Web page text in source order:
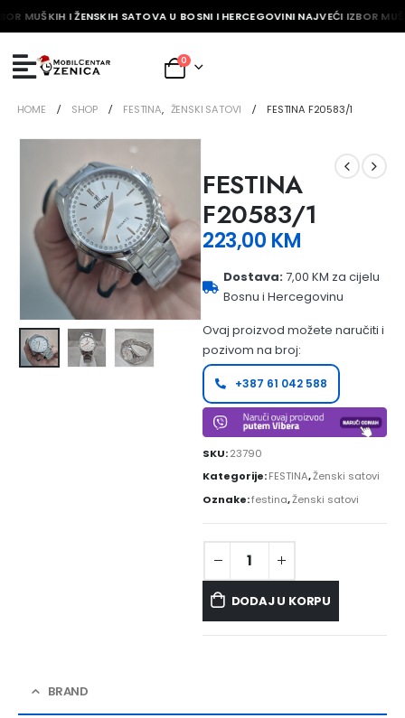
MUŠKIH I ŽENSKIH SATOVA U BOSNI I HERCEGOVINI NAJVEĆI IZBOR
0
HOME SHOP FESTINA, ŽENSKI SATOVI FESTINA F20583/1
FESTINA
F20583/1
223,00 KM
Dostava:7,00 KM za cijelu
Bosnu i Hercegovinu
Ovaj proizvod možete naručiti i
pozivom na broj:
+387 61 042 588
SKU:23790
Kategorije:FESTINA,Ženski satovi
Oznake:festina,Ženski satovi
DODAJ U KORPU
BRAND